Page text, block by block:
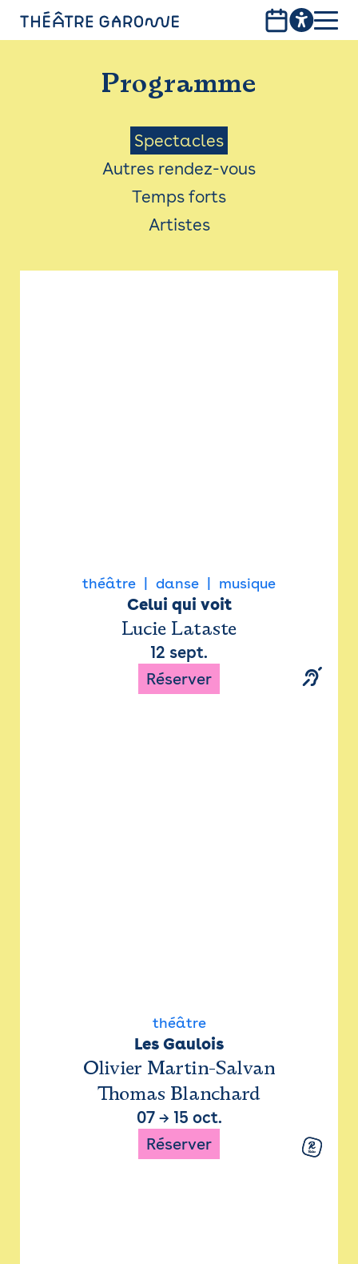
PROGRAMME
INFOS PRATIQUES
AVEC LES PUBLICS
ACCESSIBILITÉ
LES PRODUCTIONS
Programme
Menu
Saison
Spectacles
Autres rendez-vous
Temps forts
Artistes
théâtre danse musique
Celui qui voit
Lucie Lataste
12 sept.
Réserver
théâtre
Les Gaulois
Olivier Martin-Salvan
Thomas Blanchard
07→ 15 oct.
Réserver